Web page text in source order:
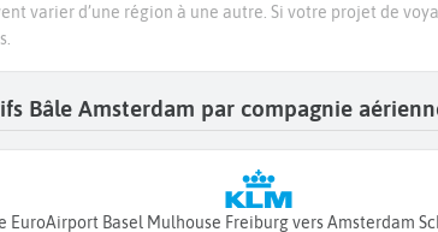
varier d’une région à une autre. Si votre projet de
Bâle Amsterdam par compagnie
EuroAirport Basel Mulhouse Freiburg vers Amsterdam